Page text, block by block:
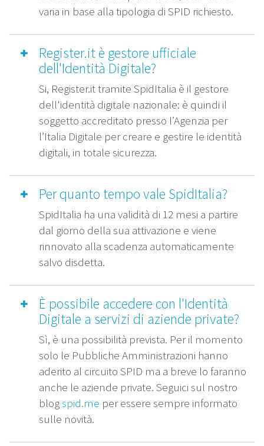
varia in base alla tipologia di SPID richiesto.
Register.it è gestore ufficiale
dell'Identità Digitale?
Si, Register.it tramite SpidItalia è il gestore
dell'identità digitale nazionale: è quindi il
soggetto accreditato presso l’Agenzia per
l’Italia Digitale per creare e gestire le identità
digitali, in totale sicurezza.
Per quanto tempo vale SpidItalia?
SpidItalia ha una validità di 12 mesi a partire
dal giorno della sua attivazione e viene
rinnovato alla scadenza automaticamente
salvo disdetta.
È possibile accedere con l'Identità
Digitale a servizi di aziende private?
Sì, è una possibilità prevista. Per il momento
solo le Pubbliche Amministrazioni hanno
aderito al circuito SPID ma a breve lo faranno
anche le aziende private. Seguici sul nostro
blogspid.me per essere sempre informato
sulle novità.